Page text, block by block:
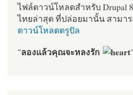
ไฟล์ดาวน์โหลดสำหรับ Drupal
ไทยล่าสุด ที่ปล่อยมานั้น สามา
ดาวน์โหลดดรูปัล
"ลองแล้วคุณจะหลงรัก "